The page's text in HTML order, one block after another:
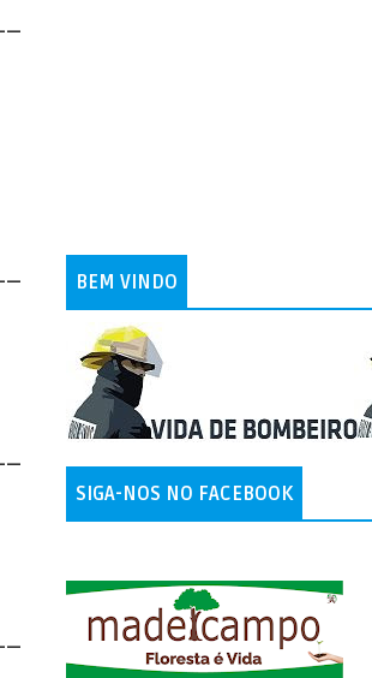
BEM VINDO
SIGA-NOS NO FACEBOOK